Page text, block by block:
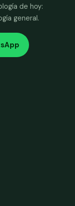
de hoy:
general.